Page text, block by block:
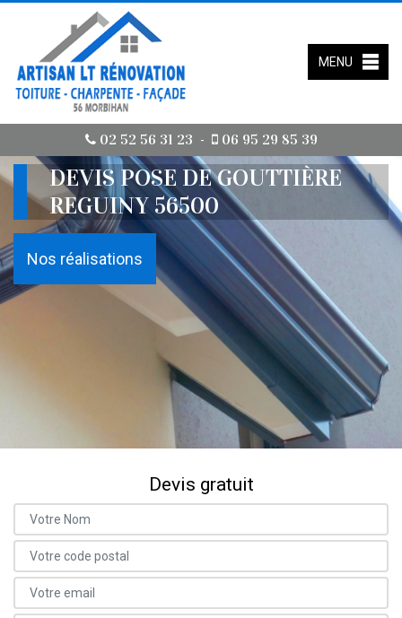
02 52 56 31 23 - 06 95 29 85 39
MENU
DEVIS POSE DE GOUTTIÈRE
REGUINY 56500
Nos réalisations
Devis gratuit